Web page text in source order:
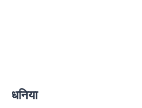
धनिया